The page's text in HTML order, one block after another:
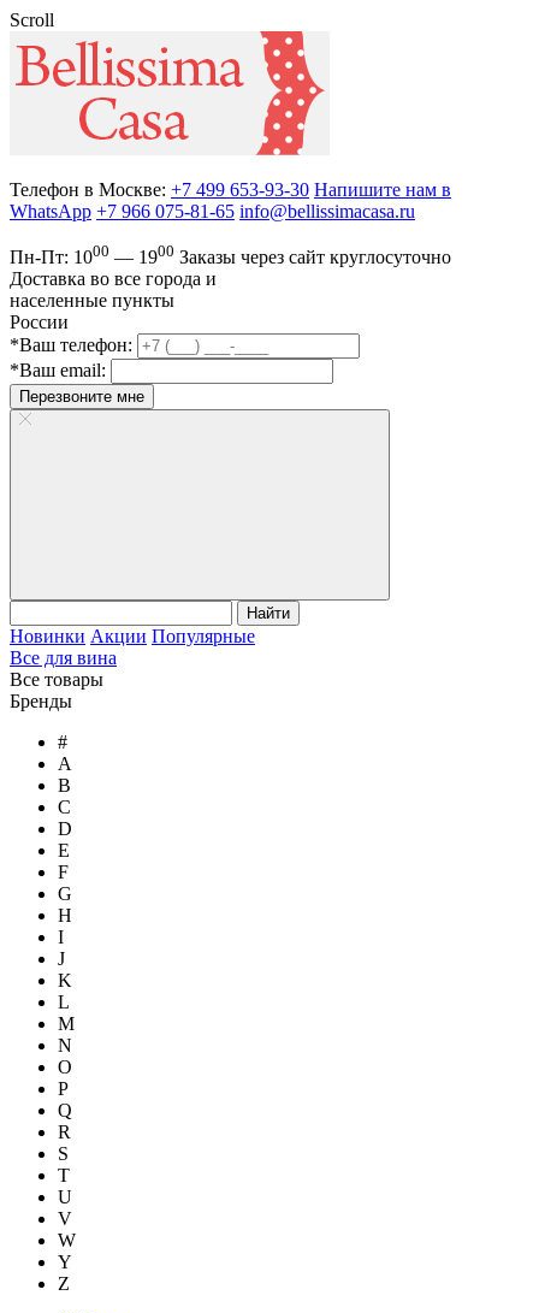
Scroll
Телефон в Москве: +7 499 653-93-30 Напишите нам в
WhatsApp +7 966 075-81-65 info@bellissimacasa.ru
Пн-Пт: 1000 — 1900 Заказы через сайт круглосуточно
Доставка во все города и
населенные пункты
России
*Ваш телефон:
*Ваш email:
Перезвоните мне
Найти
Новинки Акции Популярные
Все для вина
Все товары
Бренды
#
A
B
C
D
E
F
G
H
I
J
K
L
M
N
O
P
Q
R
S
T
U
V
W
Y
Z